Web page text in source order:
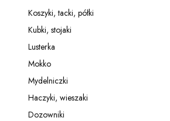
Kategoria - Koszyki, tacki, półki
Koszyki, tacki, półki
Kategoria - Kubki, stojaki
Kubki, stojaki
Kategoria - Lusterka
Lusterka
Kategoria - Mokko
Mokko
Kategoria - Mydelniczki
Mydelniczki
Kategoria - Haczyki, wieszaki
Haczyki, wieszaki
Dozowniki